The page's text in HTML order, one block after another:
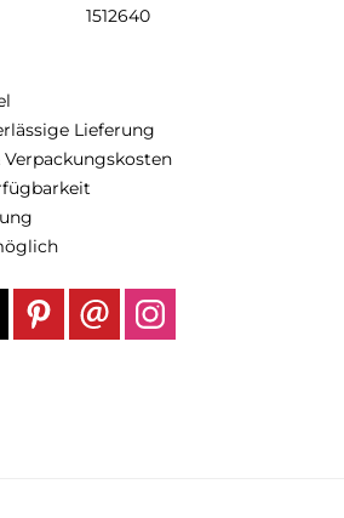
1512640
Lieferung
Verpackungskosten